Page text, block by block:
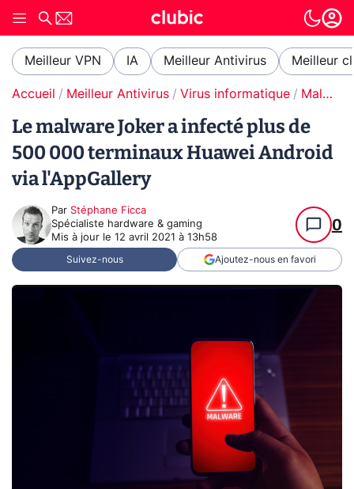
Meilleur VPN IA Meilleur Antivirus Meilleur
Accueil Meilleur Antivirus Virus informatique Malware / Ransomware
Le malware Joker a infecté plus de
500 000 terminaux Huawei Android
via l'AppGallery
Par Stéphane Ficca
Spécialiste hardware & gaming
Mis à jour le 12 avril 2021 à 13h58
0
Suivez-nous Ajoutez-nous en favori